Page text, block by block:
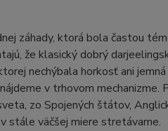
záhady, ktorá bola častou
že klasický dobrý
nechýbala horkosť ani
v trhovom mechanizme.
zo Spojených štátov,
stále väčšej miere stretávame.